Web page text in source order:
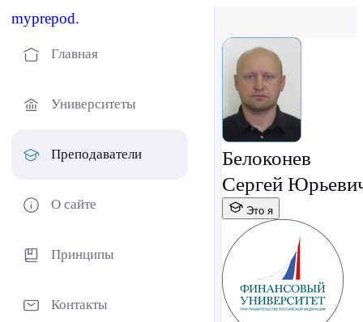
myprepod.
Главная
Университеты
Преподаватели
О сайте
Принципы
Контакты
Белоконев
Сергей
Это я